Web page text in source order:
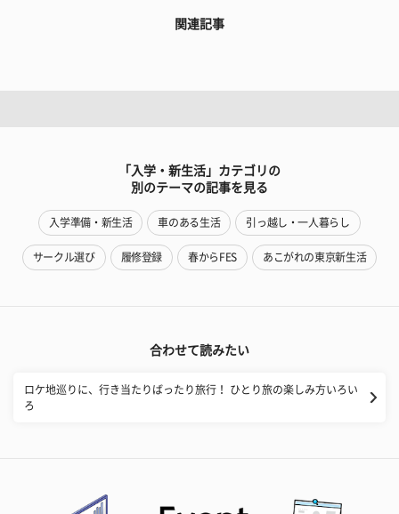
関連記事
「入学・新生活」カテゴリの
別のテーマの記事を見る
入学準備・新生活 車のある生活 引っ越し・一人暮らし
サークル選び 履修登録 春からFES あこがれの東京新生活
合わせて読みたい
ロケ地巡りに、行き当たりばったり旅行！ ひとり旅の楽しみ方いろい
ろ